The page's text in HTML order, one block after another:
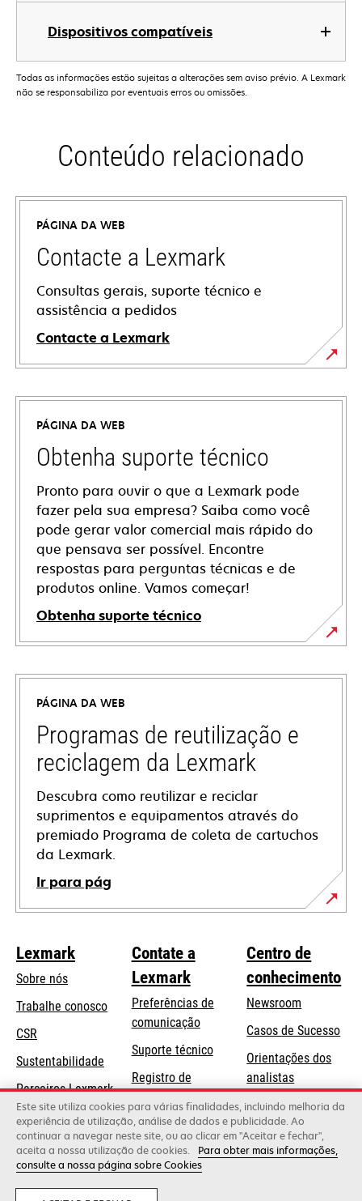
Dispositivos compatíveis
Todas as informações estão sujeitas a alterações sem aviso prévio. A Lexmark
não se responsabiliza por eventuais erros ou omissões.
Conteúdo relacionado
PÁGINA DA WEB
Contacte a Lexmark
Consultas gerais, suporte técnico e
assistência a pedidos
Contacte a Lexmark
PÁGINA DA WEB
Obtenha suporte técnico
Pronto para ouvir o que a Lexmark pode
fazer pela sua empresa? Saiba como você
pode gerar valor comercial mais rápido do
que pensava ser possível. Encontre
respostas para perguntas técnicas e de
produtos online. Vamos começar!
Obtenha suporte técnico
abre
em
nova
guia
PÁGINA DA WEB
Programas de reutilização e
reciclagem da Lexmark
Descubra como reutilizar e reciclar
suprimentos e equipamentos através do
premiado Programa de coleta de cartuchos
da Lexmark.
Ir para pág
Lexmark
Sobre nós
Trabalhe conosco
CSR
Sustentabilidade
Parceiros Lexmark
Contate a
Lexmark
Preferências de
comunicação
Suporte técnicoabre
uma
nova
guia
Registro de
produtos
Onde comprar
Centro de
conhecimento
Newsroom
Casos de Sucesso
Orientações dos
analistas
Blog Lexmark
Lexmark International, Inc., uma empresa da Xerox
©2026 Todos os direitos reservados.
Este site utiliza cookies para várias finalidades, incluindo melhoria da
experiência de utilização, análise de dados e publicidade. Ao
continuar a navegar neste site, ou ao clicar em "Aceitar e fechar",
aceita a nossa utilização de cookies.
Para obter mais informações,
consulte a nossa página sobre Cookies